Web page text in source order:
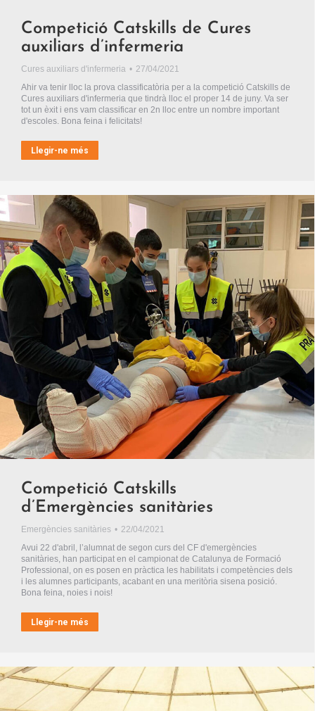
Competició Catskills de Cures
auxiliars d’infermeria
Cures auxiliars d'infermeria
27/04/2021
Ahir va tenir lloc la prova classificatòria per a la competició Catskills de
Cures auxiliars d'infermeria que tindrà lloc el proper 14 de juny. Va ser
tot un èxit i ens vam classificar en 2n lloc entre un nombre important
d'escoles. Bona feina i felicitats!
Llegir-ne més
Competició Catskills
d’Emergències sanitàries
Emergències sanitàries
22/04/2021
Avui 22 d'abril, l’alumnat de segon curs del CF d'emergències
sanitàries, han participat en el campionat de Catalunya de Formació
Professional, on es posen en pràctica les habilitats i competències dels
i les alumnes participants, acabant en una meritòria sisena posició.
Bona feina, noies i nois!
Llegir-ne més